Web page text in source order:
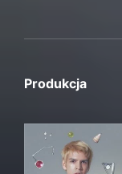
Produkcja